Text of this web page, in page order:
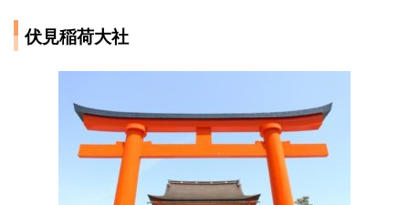
伏見稲荷大社